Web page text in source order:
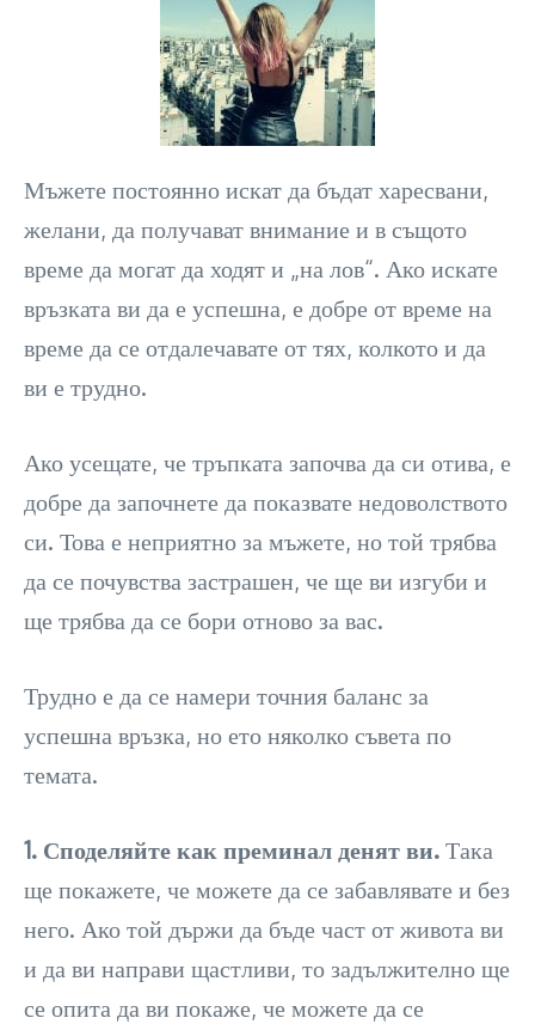
Мъжете постоянно искат да бъдат харесвани,
желани, да получават внимание и в същото
време да могат да ходят и „на лов“. Ако искате
връзката ви да е успешна, е добре от време на
време да се отдалечавате от тях, колкото и да
ви е трудно.
Ако усещате, че тръпката започва да си отива, е
добре да започнете да показвате недоволството
си. Това е неприятно за мъжете, но той трябва
да се почувства застрашен, че ще ви изгуби и
ще трябва да се бори отново за вас.
Трудно е да се намери точния баланс за
успешна връзка, но ето няколко съвета по
темата.
1. Споделяйте как преминал денят ви.Така
ще покажете, че можете да се забавлявате и без
него. Ако той държи да бъде част от живота ви
и да ви направи щастливи, то задължително ще
се опита да ви покаже, че можете да се